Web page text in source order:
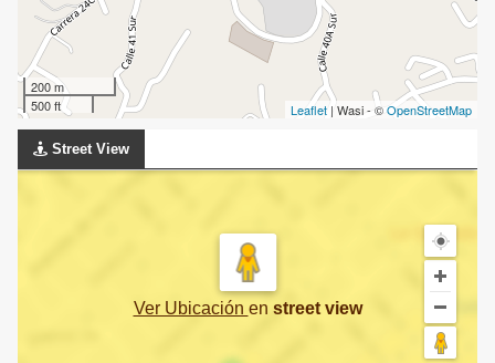
200 m
500 ft
Leaflet | Wasi - ©OpenStreetMap
Street View
Ver Ubicación en street view